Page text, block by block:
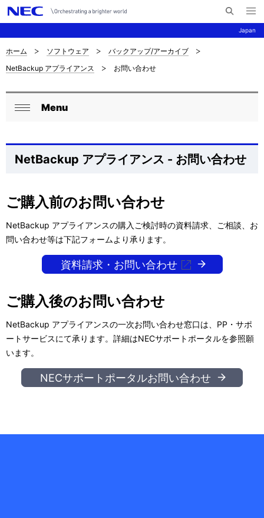
Japan
イ
メ
ニ
ュ
ナ
ビ
ゲ
ョ
サ
イ
ト
の
現
位
置
示
て
い
ホーム ソフトウェア
バックアップ/アーカイブ
NetBackup アプライアンス
お問い合わせ
ロ
カ
ナ
ビ
ゲ
ョ
ン
Menu
NetBackup アプライアンス - お問い合わせ
ご購入前のお問い合わせ
NetBackup アプライアンスの購入ご検討時の資料請求、ご相談、お
問い合わせ等は下記フォームより承ります。
資料請求・お問い合わせ
ご購入後のお問い合わせ
NetBackup アプライアンスの一次お問い合わせ窓口は、PP・サポ
ートサービスにて承ります。詳細はNECサポートポータルを参照願
います。
NECサポートポータルお問い合わせ